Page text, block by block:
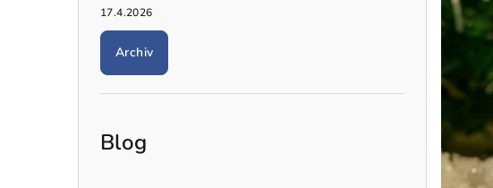
17.4.2026
Archiv
Blog